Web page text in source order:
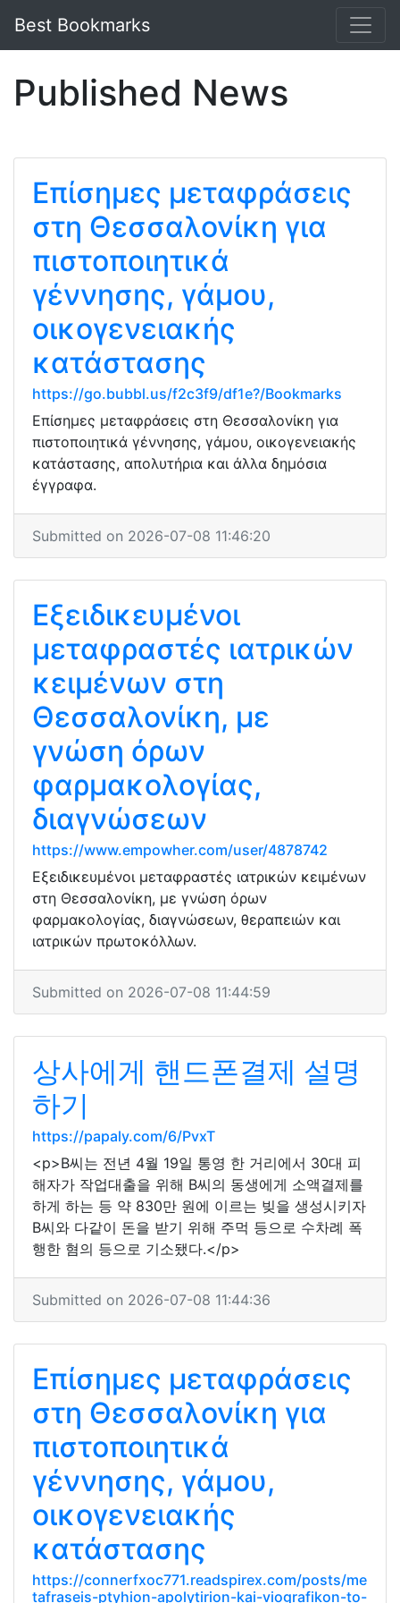
Best Bookmarks
Published News
Επίσημες μεταφράσεις
στη Θεσσαλονίκη για
πιστοποιητικά
γέννησης, γάμου,
οικογενειακής
κατάστασης
https://go.bubbl.us/f2c3f9/df1e?/Bookmarks
Επίσημες μεταφράσεις στη Θεσσαλονίκη για
πιστοποιητικά γέννησης, γάμου, οικογενειακής
κατάστασης, απολυτήρια και άλλα δημόσια
έγγραφα.
Submitted on 2026-07-08 11:46:20
Εξειδικευμένοι
μεταφραστές ιατρικών
κειμένων στη
Θεσσαλονίκη, με
γνώση όρων
φαρμακολογίας,
διαγνώσεων
https://www.empowher.com/user/4878742
Εξειδικευμένοι μεταφραστές ιατρικών κειμένων
στη Θεσσαλονίκη, με γνώση όρων
φαρμακολογίας, διαγνώσεων, θεραπειών και
ιατρικών πρωτοκόλλων.
Submitted on 2026-07-08 11:44:59
상사에게 핸드폰결제 설명
하기
https://papaly.com/6/PvxT
<p>B씨는 전년 4월 19일 통영 한 거리에서 30대 피
해자가 작업대출을 위해 B씨의 동생에게 소액결제를
하게 하는 등 약 830만 원에 이르는 빚을 생성시키자
B씨와 다같이 돈을 받기 위해 주먹 등으로 수차례 폭
행한 혐의 등으로 기소됐다.</p>
Submitted on 2026-07-08 11:44:36
Επίσημες μεταφράσεις
στη Θεσσαλονίκη για
πιστοποιητικά
γέννησης, γάμου,
οικογενειακής
κατάστασης
https://connerfxoc771.readspirex.com/posts/me
tafraseis-ptyhion-apolytirion-kai-viografikon-to-